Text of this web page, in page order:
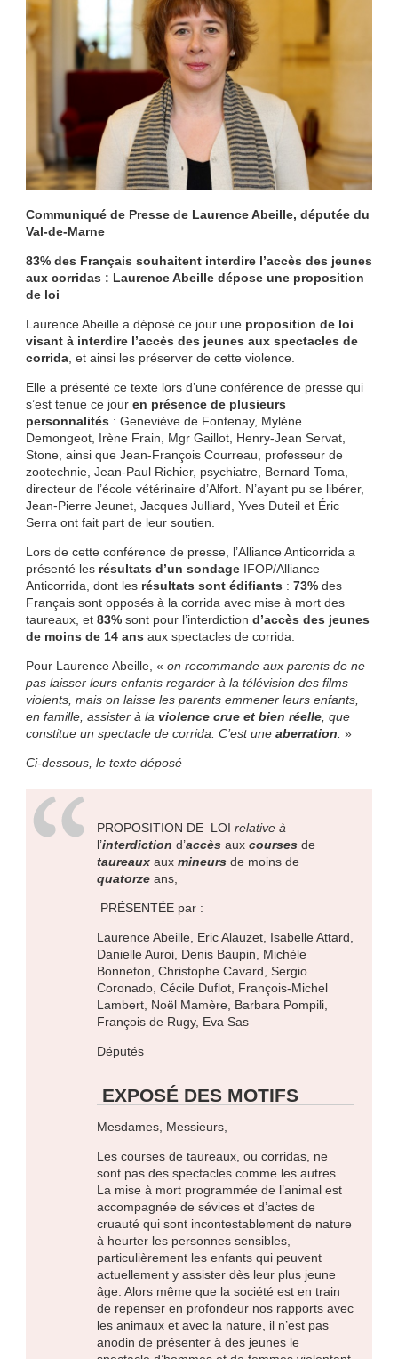
Communiqué de Presse de Laurence Abeille, députée du
Val-de-Marne
83% des Français souhaitent interdire l’accès des jeunes
aux corridas : Laurence Abeille dépose une proposition
de loi
Laurence Abeille a déposé ce jour une proposition de loi
visant à interdire l’accès des jeunes aux spectacles de
corrida, et ainsi les préserver de cette violence.
Elle a présenté ce texte lors d’une conférence de presse qui
s’est tenue ce jour en présence de plusieurs
personnalités : Geneviève de Fontenay, Mylène
Demongeot, Irène Frain, Mgr Gaillot, Henry-Jean Servat,
Stone, ainsi que Jean-François Courreau, professeur de
zootechnie, Jean-Paul Richier, psychiatre, Bernard Toma,
directeur de l’école vétérinaire d’Alfort. N’ayant pu se libérer,
Jean-Pierre Jeunet, Jacques Julliard, Yves Duteil et Éric
Serra ont fait part de leur soutien.
Lors de cette conférence de presse, l’Alliance Anticorrida a
présenté les résultats d’un sondageIFOP/Alliance
Anticorrida, dont les résultats sont édifiants : 73%des
Français sont opposés à la corrida avec mise à mort des
taureaux, et 83%sont pour l’interdiction d’accès des jeunes
de moins de 14 ans aux spectacles de corrida.
Pour Laurence Abeille, « on recommande aux parents de ne
pas laisser leurs enfants regarder à la télévision des films
violents, mais on laisse les parents emmener leurs enfants,
en famille, assister à la violence crue et bien réelle, que
constitue un spectacle de corrida. C’est une aberration »
Ci-dessous, le texte déposé
PROPOSITION DE LOI relative à
l’interdiction d’accèsaux coursesde
taureaux aux mineursde moins de
quatorzeans,
PRÉSENTÉE par :
Laurence Abeille, Eric Alauzet, Isabelle Attard,
Danielle Auroi, Denis Baupin, Michèle
Bonneton, Christophe Cavard, Sergio
Coronado, Cécile Duflot, François-Michel
Lambert, Noël Mamère, Barbara Pompili,
François de Rugy, Eva Sas
Députés
EXPOSÉ DES MOTIFS
Mesdames, Messieurs,
Les courses de taureaux, ou corridas, ne
sont pas des spectacles comme les autres.
La mise à mort programmée de l’animal est
accompagnée de sévices et d’actes de
cruauté qui sont incontestablement de nature
à heurter les personnes sensibles,
particulièrement les enfants qui peuvent
actuellement y assister dès leur plus jeune
âge. Alors même que la société est en train
de repenser en profondeur nos rapports avec
les animaux et avec la nature, il n’est pas
anodin de présenter à des jeunes le